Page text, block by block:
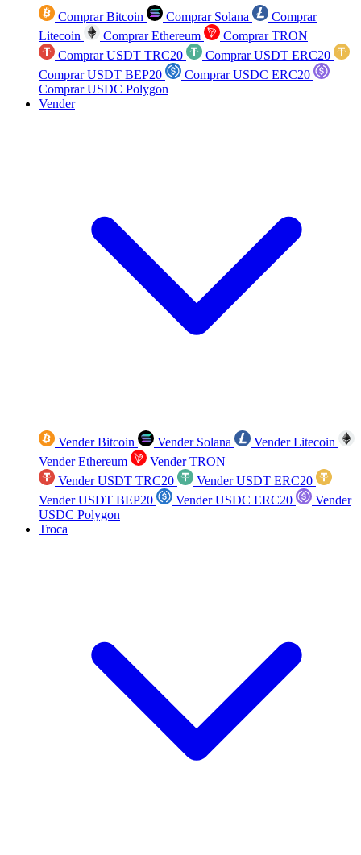
Comprar Bitcoin Comprar Solana
Comprar
Litecoin
Comprar Ethereum
Comprar TRON
Comprar USDT TRC20
Comprar USDT ERC20
Comprar USDT BEP20
Comprar USDC ERC20
Comprar USDC Polygon
Vender
Vender Bitcoin Vender Solana
Vender Litecoin
Vender Ethereum
Vender TRON
Vender USDT TRC20
Vender USDT ERC20
Vender USDT BEP20
Vender USDC ERC20
Vender
USDC Polygon
Troca